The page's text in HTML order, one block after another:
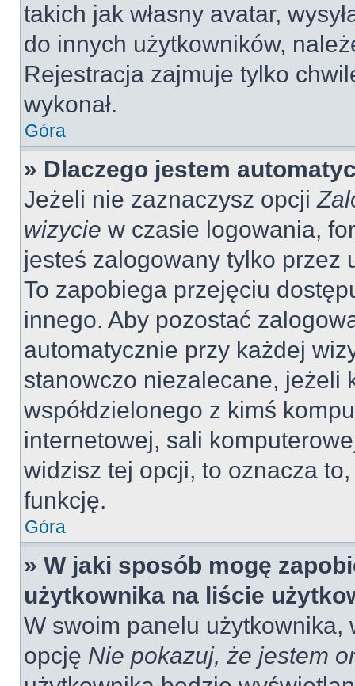
takich jak własny avatar,
do innych użytkowników,
Rejestracja zajmuje tylko
wykonał.
Góra
» Dlaczego jestem
Jeżeli nie zaznaczysz opcji
wizycie w czasie logowania,
jesteś zalogowany tylko przez
To zapobiega przejęciu
innego. Aby pozostać
automatycznie przy każdej
stanowczo niezalecane, jeżeli
współdzielonego z kimś
internetowej, sali
widzisz tej opcji, to oznacza
funkcję.
Góra
» W jaki sposób mogę
użytkownika na liście
W swoim panelu użytkownika,
opcję Nie pokazuj, że jestem